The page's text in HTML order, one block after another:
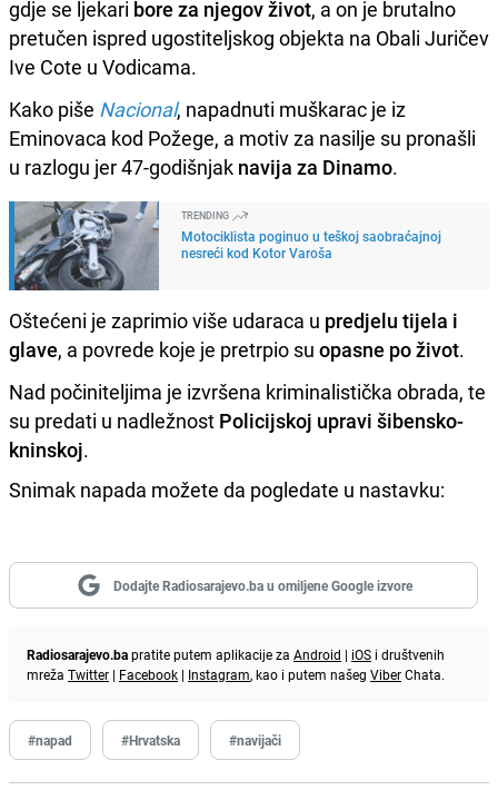
gdje se ljekari bore za njegov život, a on je brutalno
pretučen ispred ugostiteljskog objekta na Obali Juričev
Ive Cote u Vodicama.
Kako piše Nacional, napadnuti muškarac je iz
Eminovaca kod Požege, a motiv za nasilje su pronašli
u razlogu jer 47-godišnjak navija za Dinamo.
TRENDING
Motociklista poginuo u teškoj saobraćajnoj
nesreći kod Kotor Varoša
Oštećeni je zaprimio više udaraca u predjelu tijela i
glave, a povrede koje je pretrpio su opasne po život.
Nad počiniteljima je izvršena kriminalistička obrada, te
su predati u nadležnost Policijskoj upravi šibensko-
kninskoj.
Snimak napada možete da pogledate u nastavku:
Dodajte Radiosarajevo.ba u omiljene Google izvore
Radiosarajevo.bapratite putem aplikacije za Android | iOS i društvenih
mreža Twitter | Facebook | Instagram, kao i putem našeg ViberChata.
#napad #Hrvatska #navijači